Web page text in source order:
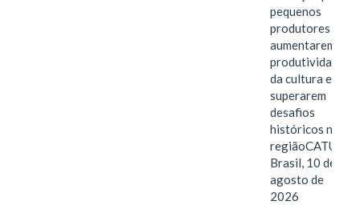
pequenos
produtores
aumentarem a
produtividade
da cultura e
superarem
desafios
históricos na
regiãoCATUTI,
Brasil, 10 de
agosto de
2026